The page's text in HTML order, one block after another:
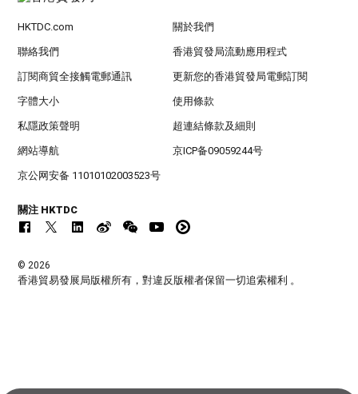
HKTDC.com 關於我們
聯絡我們 香港貿發局流動應用程式
訂閱商貿全接觸電郵通訊 更新您的香港貿發局電郵訂閱
字體大小 使用條款
私隱政策聲明 超連結條款及細則
網站導航 京ICP备09059244号
京公网安备 11010102003523号
關注 HKTDC
© 2026
香港貿易發展局版權所有，對違反版權者保留一切追索權利 。